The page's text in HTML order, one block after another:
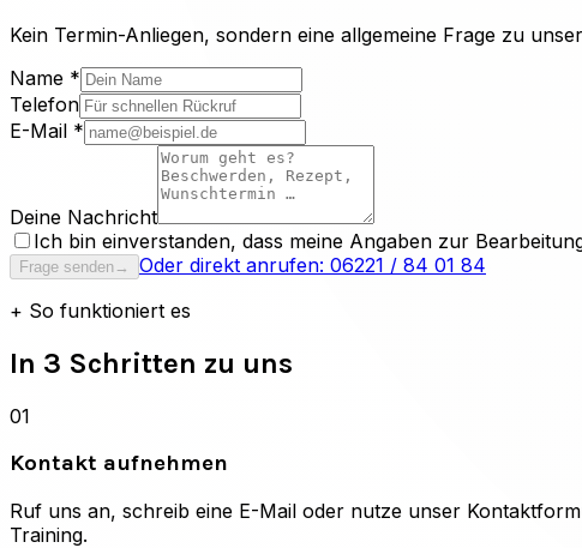
Kein Termin-Anliegen, sondern eine allgemeine Frage zu
Name *
Telefon
E-Mail *
Deine Nachricht
Ich bin einverstanden, dass meine Angaben zur
Frage senden → Oder direkt anrufen: 06221 / 84 01 84
+ So funktioniert es
In 3 Schritten zu uns
01
Kontakt aufnehmen
Ruf uns an, schreib eine E-Mail oder nutze unser
Training.